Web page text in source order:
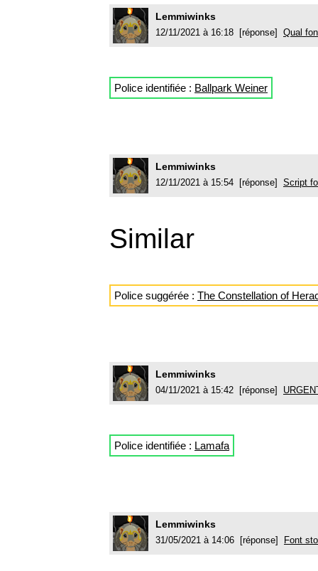
Lemmiwinks
12/11/2021 à 16:18 [réponse] Qual
Police identifiée : Ballpark Weiner
Lemmiwinks
12/11/2021 à 15:54 [réponse] Script
Similar
Police suggérée : The Constellation of
Lemmiwinks
04/11/2021 à 15:42 [réponse]
Police identifiée : Lamafa
Lemmiwinks
31/05/2021 à 14:06 [réponse] Font